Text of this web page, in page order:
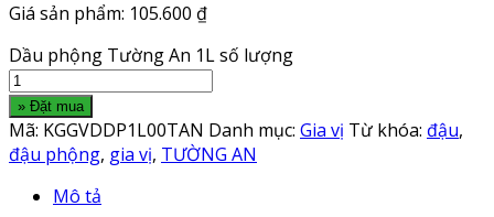
Giá sản phẩm: 105.600 ₫
Dầu phộng Tường An 1L số lượng
» Đặt mua
Mã: KGGVDDP1L00TAN Danh mục: Gia vị Từ khóa: đậu,
đậu phộng, gia vị, TƯỜNG AN
Mô tả